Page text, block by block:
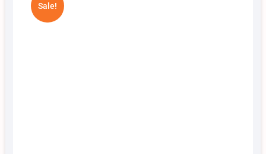
Sale!